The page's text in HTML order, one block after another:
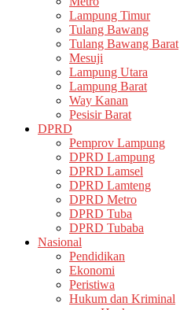
Lampung Timur
Tulang Bawang
Tulang Bawang Barat
Mesuji
Lampung Utara
Lampung Barat
Way Kanan
Pesisir Barat
DPRD
Pemprov Lampung
DPRD Lampung
DPRD Lamsel
DPRD Lamteng
DPRD Metro
DPRD Tuba
DPRD Tubaba
Nasional
Pendidikan
Ekonomi
Peristiwa
Hukum dan Kriminal